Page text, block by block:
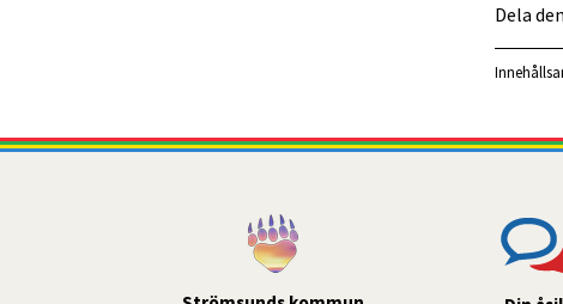
Dela